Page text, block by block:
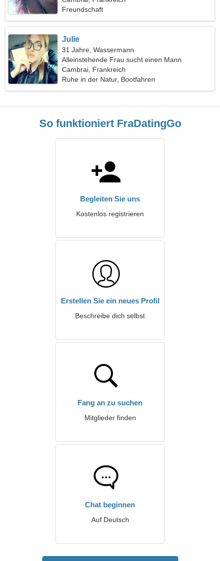
Freundschaft
Julie
31 Jahre, Wassermann
Alleinstehende Frau sucht einen Mann
Cambrai, Frankreich
Ruhe in der Natur, Bootfahren
So funktioniert FraDatingGo
Begleiten Sie uns
Kostenlos registrieren
Erstellen Sie ein neues Profil
Beschreibe dich selbst
Fang an zu suchen
Mitglieder finden
Chat beginnen
Auf Deutsch